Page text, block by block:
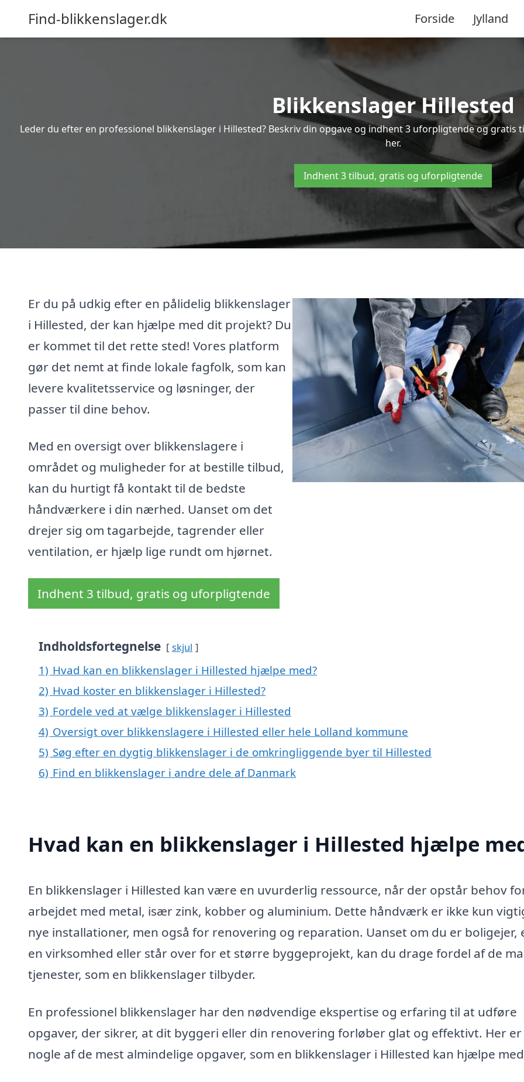
Find-blikkenslager.dk Forside Jylland
Blikkenslager Hillested
Leder du efter en professionel blikkenslager i Hillested? Beskriv din opgave og indhent 3 uforpligtende og
her.
Indhent 3 tilbud, gratis og uforpligtende
Er du på udkig efter en pålidelig blikkenslager
i Hillested, der kan hjælpe med dit projekt? Du
er kommet til det rette sted! Vores platform
gør det nemt at finde lokale fagfolk, som kan
levere kvalitetsservice og løsninger, der
passer til dine behov.
Med en oversigt over blikkenslagere i
området og muligheder for at bestille tilbud,
kan du hurtigt få kontakt til de bedste
håndværkere i din nærhed. Uanset om det
drejer sig om tagarbejde, tagrender eller
ventilation, er hjælp lige rundt om hjørnet.
Indhent 3 tilbud, gratis og uforpligtende
Indholdsfortegnelse skjul
1) Hvad kan en blikkenslager i Hillested hjælpe med?
2) Hvad koster en blikkenslager i Hillested?
3) Fordele ved at vælge blikkenslager i Hillested
4) Oversigt over blikkenslagere i Hillested eller hele Lolland kommune
5) Søg efter en dygtig blikkenslager i de omkringliggende byer til Hillested
6) Find en blikkenslager i andre dele af Danmark
Hvad kan en blikkenslager i Hillested hjælpe
En blikkenslager i Hillested kan være en uvurderlig ressource, når der opstår behov
arbejdet med metal, især zink, kobber og aluminium. Dette håndværk er ikke kun
nye installationer, men også for renovering og reparation. Uanset om du er boligejer,
en virksomhed eller står over for et større byggeprojekt, kan du drage fordel af de
tjenester, som en blikkenslager tilbyder.
En professionel blikkenslager har den nødvendige ekspertise og erfaring til at udføre
opgaver, der sikrer, at dit byggeri eller din renovering forløber glat og effektivt. Her er
nogle af de mest almindelige opgaver, som en blikkenslager i Hillested kan hjælpe